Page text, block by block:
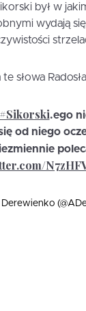
był w
wydają
te słowa
#Sikorski.ego
od niego